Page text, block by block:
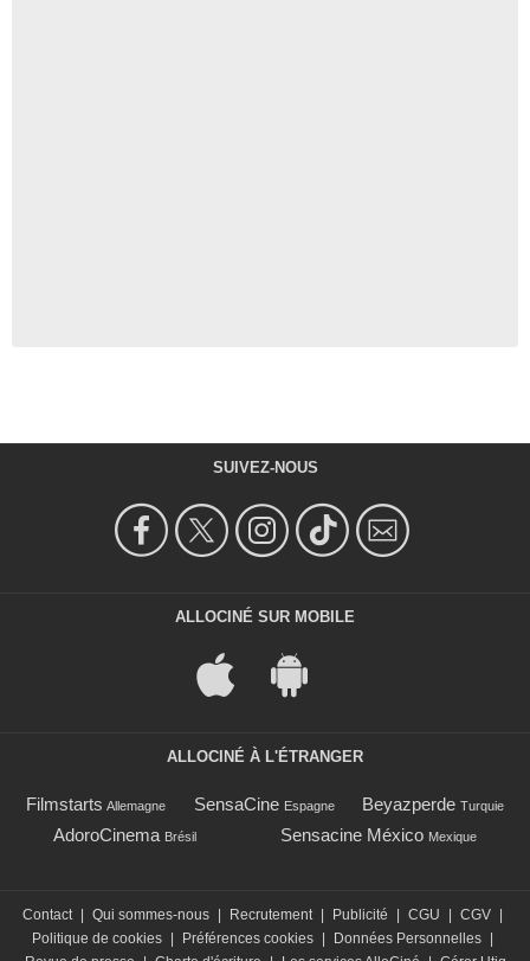
SUIVEZ-NOUS
ALLOCINÉ SUR MOBILE
ALLOCINÉ À L'ÉTRANGER
Filmstarts Allemagne SensaCine Espagne Beyazperde Turquie
AdoroCinema Brésil Sensacine México Mexique
Contact Qui sommes-nous Recrutement Publicité CGU CGV
Politique de cookies
Préférences cookies Données Personnelles